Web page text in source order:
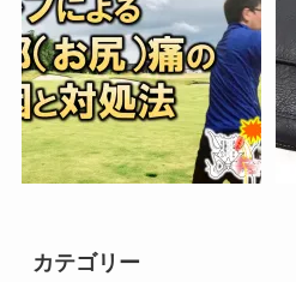
カテゴリー